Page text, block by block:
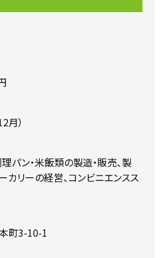
月）
理パン・米飯類の製造・販売、製
カリーの経営、コンビニエンスス
町3-10-1